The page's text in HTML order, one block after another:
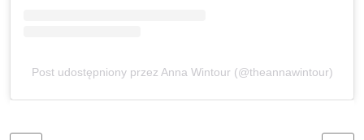
Post udostępniony przez Anna Wintour (@theannawintour)